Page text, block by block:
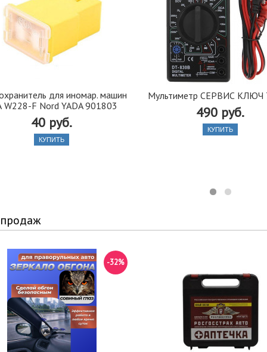
для иномар. машин
W228-F Nord YADA 901803
40 руб.
КУПИТЬ
Мультиметр СЕРВИС КЛЮЧ
490 руб.
КУПИТЬ
-32%